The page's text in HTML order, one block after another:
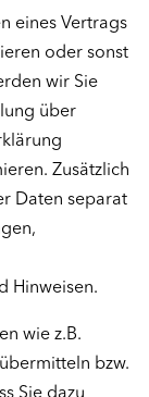
eines Vertrags
oder sonst
wir Sie
über
Zusätzlich
Daten separat
Hinweisen.
wie z.B.
bzw.
Sie dazu